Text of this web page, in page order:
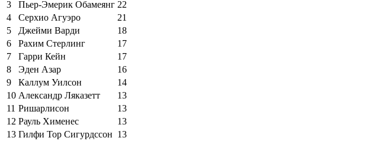
3
Пьер-Эмерик Обамеянг 22
4
Серхио Агуэро
21
5
Джейми Варди
18
6
Рахим Стерлинг
17
7
Гарри Кейн
17
8
Эден Азар
16
9
Каллум Уилсон
14
10 Александр Ляказетт
13
11 Ришарлисон
13
12 Рауль Хименес
13
13 Гилфи Тор Сигурдссон 13